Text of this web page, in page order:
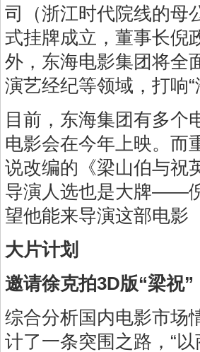
司（浙江时代院线的母
式挂牌成立，董事长
外，东海电影集团将全
演艺经纪等领域，打响
目前，东海集团有多个
电影会在今年上映。而
说改编的《梁山伯与祝
导演人选也是大牌——
望他能来导演这部电影
大片计划
邀请徐克拍3D版“梁祝”
综合分析国内电影市场
计了一条突围之路，“